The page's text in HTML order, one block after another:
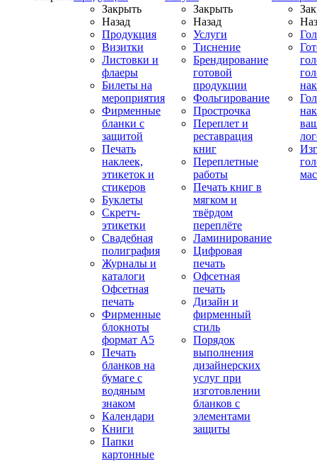
Закрыть
Назад
Продукция
Визитки
Листовки и
флаеры
Билеты на
мероприятия
Фирменные
бланки с
защитой
Печать
наклеек,
этикеток и
стикеров
Буклеты
Скретч-
этикетки
Свадебная
полиграфия
Журналы и
каталоги
Офсетная
печать
Фирменные
блокноты
формат А5
Печать
бланков на
бумаге с
водяным
знаком
Календари
Книги
Папки
картонные
Закрыть
Назад
Услуги
Тиснение
Брендирование
готовой
продукции
Фольгирование
Прострочка
Переплет и
реставрация
книг
Переплетные
работы
Печать книг в
мягком и
твёрдом
переплёте
Ламинирование
Цифровая
печать
Офсетная
печать
Дизайн и
фирменный
стиль
Порядок
выполнения
дизайнерских
услуг при
изготовлении
бланков с
элементами
защиты